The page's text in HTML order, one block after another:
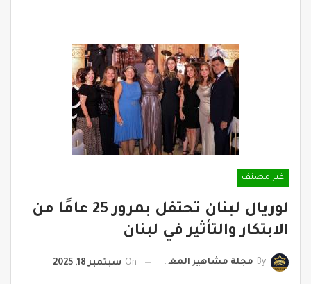
غير مصنف
لوريال لبنان تحتفل بمرور 25 عامًا من
الابتكار والتأثير في لبنان
By مجلة مشاهير المغرب On سبتمبر 18, 2025